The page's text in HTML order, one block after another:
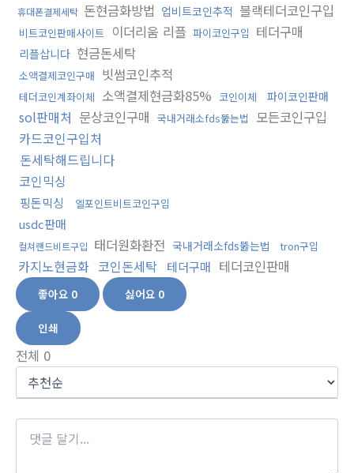
휴대폰결제세탁 돈현금화방법 업비트코인추적 블랙테더코인구입
비트코인판매사이트 이더리움 리플 파이코인구입 테더구매
리플삽니다 현금돈세탁
소액결제코인구매 빗썸코인추적
테더코인계좌이체 소액결제현금화85% 코인이체 파이코인판매
sol판매처 문상코인구매 국내거래소fds뚫는법
모든코인구입
카드코인구입처
돈세탁해드립니다
코인믹싱
핑돈믹싱 엘포인트비트코인구입
usdc판매
컬쳐랜드비트구입 태더원화환전 국내거래소fds뚫는법 tron구입
카지노현금화 코인돈세탁 테더구매 테더코인판매
좋아요 0 싫어요 0
인쇄
전체 0